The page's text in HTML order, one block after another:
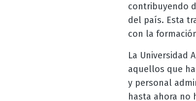
contribuyendo
del país. Esta
con la
La Universidad
aquellos que
y personal
hasta ahora no